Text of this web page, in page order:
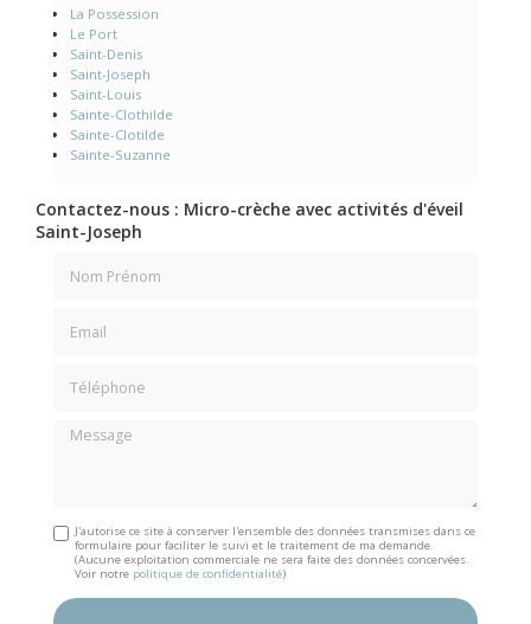
La Possession
Le Port
Saint-Denis
Saint-Joseph
Saint-Louis
Sainte-Clothilde
Sainte-Clotilde
Sainte-Suzanne
Contactez-nous : Micro-crèche avec activités d'éveil
Saint-Joseph
Message
J'autorise ce site à conserver l'ensemble des données transmises dans ce
formulaire pour faciliter le suivi et le traitement de ma demande.
(Aucune exploitation commerciale ne sera faite des données concervées.
Voir notre politique de confidentialité)